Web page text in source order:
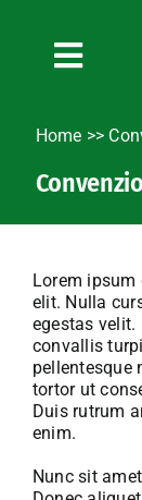
contenuto
Toggle
Chi siamo
Formazione
Convenzioni
L’Agricoltore
Fotogallery
Lavora con noi
Contatti
Home >>
Lorem
elit. Nulla
egestas velit.
convallis
pellentesque
tortor ut
Duis rutrum
enim.
Nunc sit